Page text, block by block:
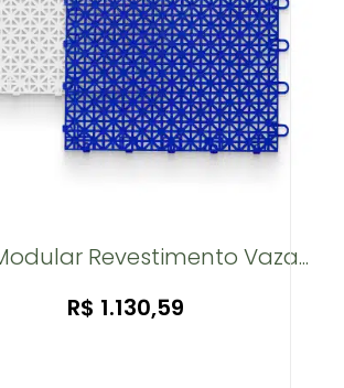
Revestimento Vaza...
R$ 1.130,59